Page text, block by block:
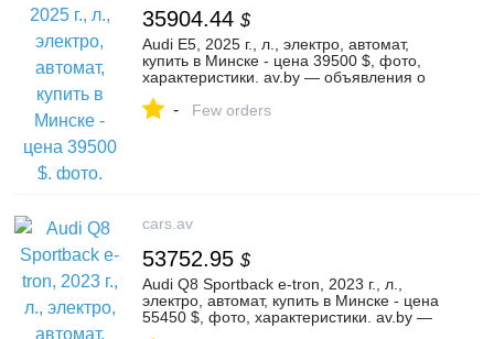
35904.44 $
Audi E5, 2025 г., л., электро, автомат,
купить в Минске - цена 39500 $, фото,
характеристики. av.by — объявления о
- Few orders
cars.av
53752.95 $
Audi Q8 Sportback e-tron, 2023 г., л.,
электро, автомат, купить в Минске - цена
55450 $, фото, характеристики. av.by —